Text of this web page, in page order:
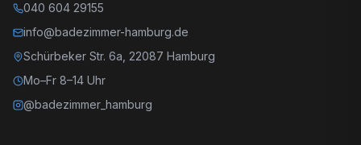
040 604 29155
info@badezimmer-hamburg.de
Schürbeker Str. 6a, 22087 Hamburg
Mo–Fr 8–14 Uhr
@badezimmer_hamburg